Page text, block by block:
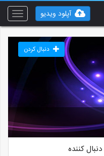
Toggle
آپلود ویدیو
دنبال کردن
دنبال کننده